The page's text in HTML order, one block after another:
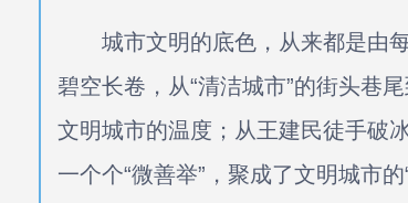
城市文明的底色，从来都是由每
碧空长卷，从“清洁城市”的街头巷
文明城市的温度；从王建民徒手破
一个个“微善举”，聚成了文明城市